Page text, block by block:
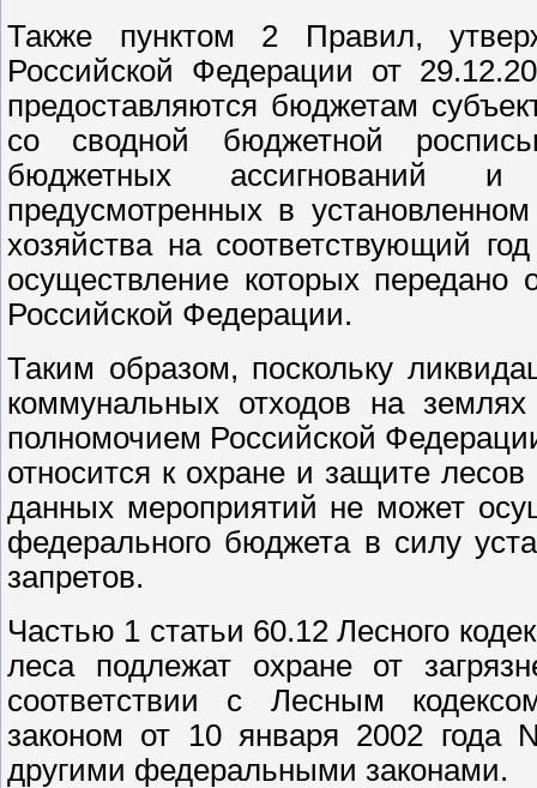
Также пунктом 2 Правил,
Российской Федерации от
предоставляются бюджетам
со сводной бюджетной
бюджетных ассигнований и
предусмотренных в
хозяйства на соответствующий
осуществление которых передано
Российской Федерации.
Таким образом, поскольку
коммунальных отходов на
полномочием Российской
относится к охране и защите
данных мероприятий не может
федерального бюджета в силу
запретов.
Частью 1 статьи 60.12 Лесного
леса подлежат охране от
соответствии с Лесным
законом от 10 января 2002
другими федеральными законами.